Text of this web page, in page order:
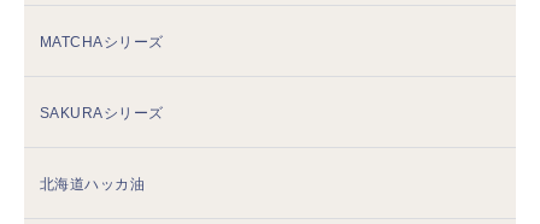
MATCHAシリーズ
SAKURAシリーズ
北海道ハッカ油